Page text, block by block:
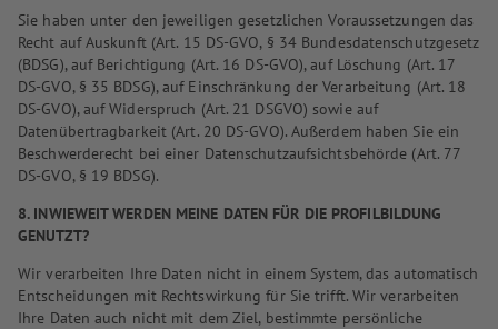
Sie haben unter den jeweiligen gesetzlichen Voraussetzungen das
Recht auf Auskunft (Art. 15 DS-GVO, § 34 Bundesdatenschutzgesetz
(BDSG), auf Berichtigung (Art. 16 DS-GVO), auf Löschung (Art. 17
DS-GVO, § 35 BDSG), auf Einschränkung der Verarbeitung (Art. 18
DS-GVO), auf Widerspruch (Art. 21 DSGVO) sowie auf
Datenübertragbarkeit (Art. 20 DS-GVO). Außerdem haben Sie ein
Beschwerderecht bei einer Datenschutzaufsichtsbehörde (Art. 77
DS-GVO, § 19 BDSG).
8. INWIEWEIT WERDEN MEINE DATEN FÜR DIE PROFILBILDUNG
GENUTZT?
Wir verarbeiten Ihre Daten nicht in einem System, das automatisch
Entscheidungen mit Rechtswirkung für Sie trifft. Wir verarbeiten
Ihre Daten auch nicht mit dem Ziel, bestimmte persönliche